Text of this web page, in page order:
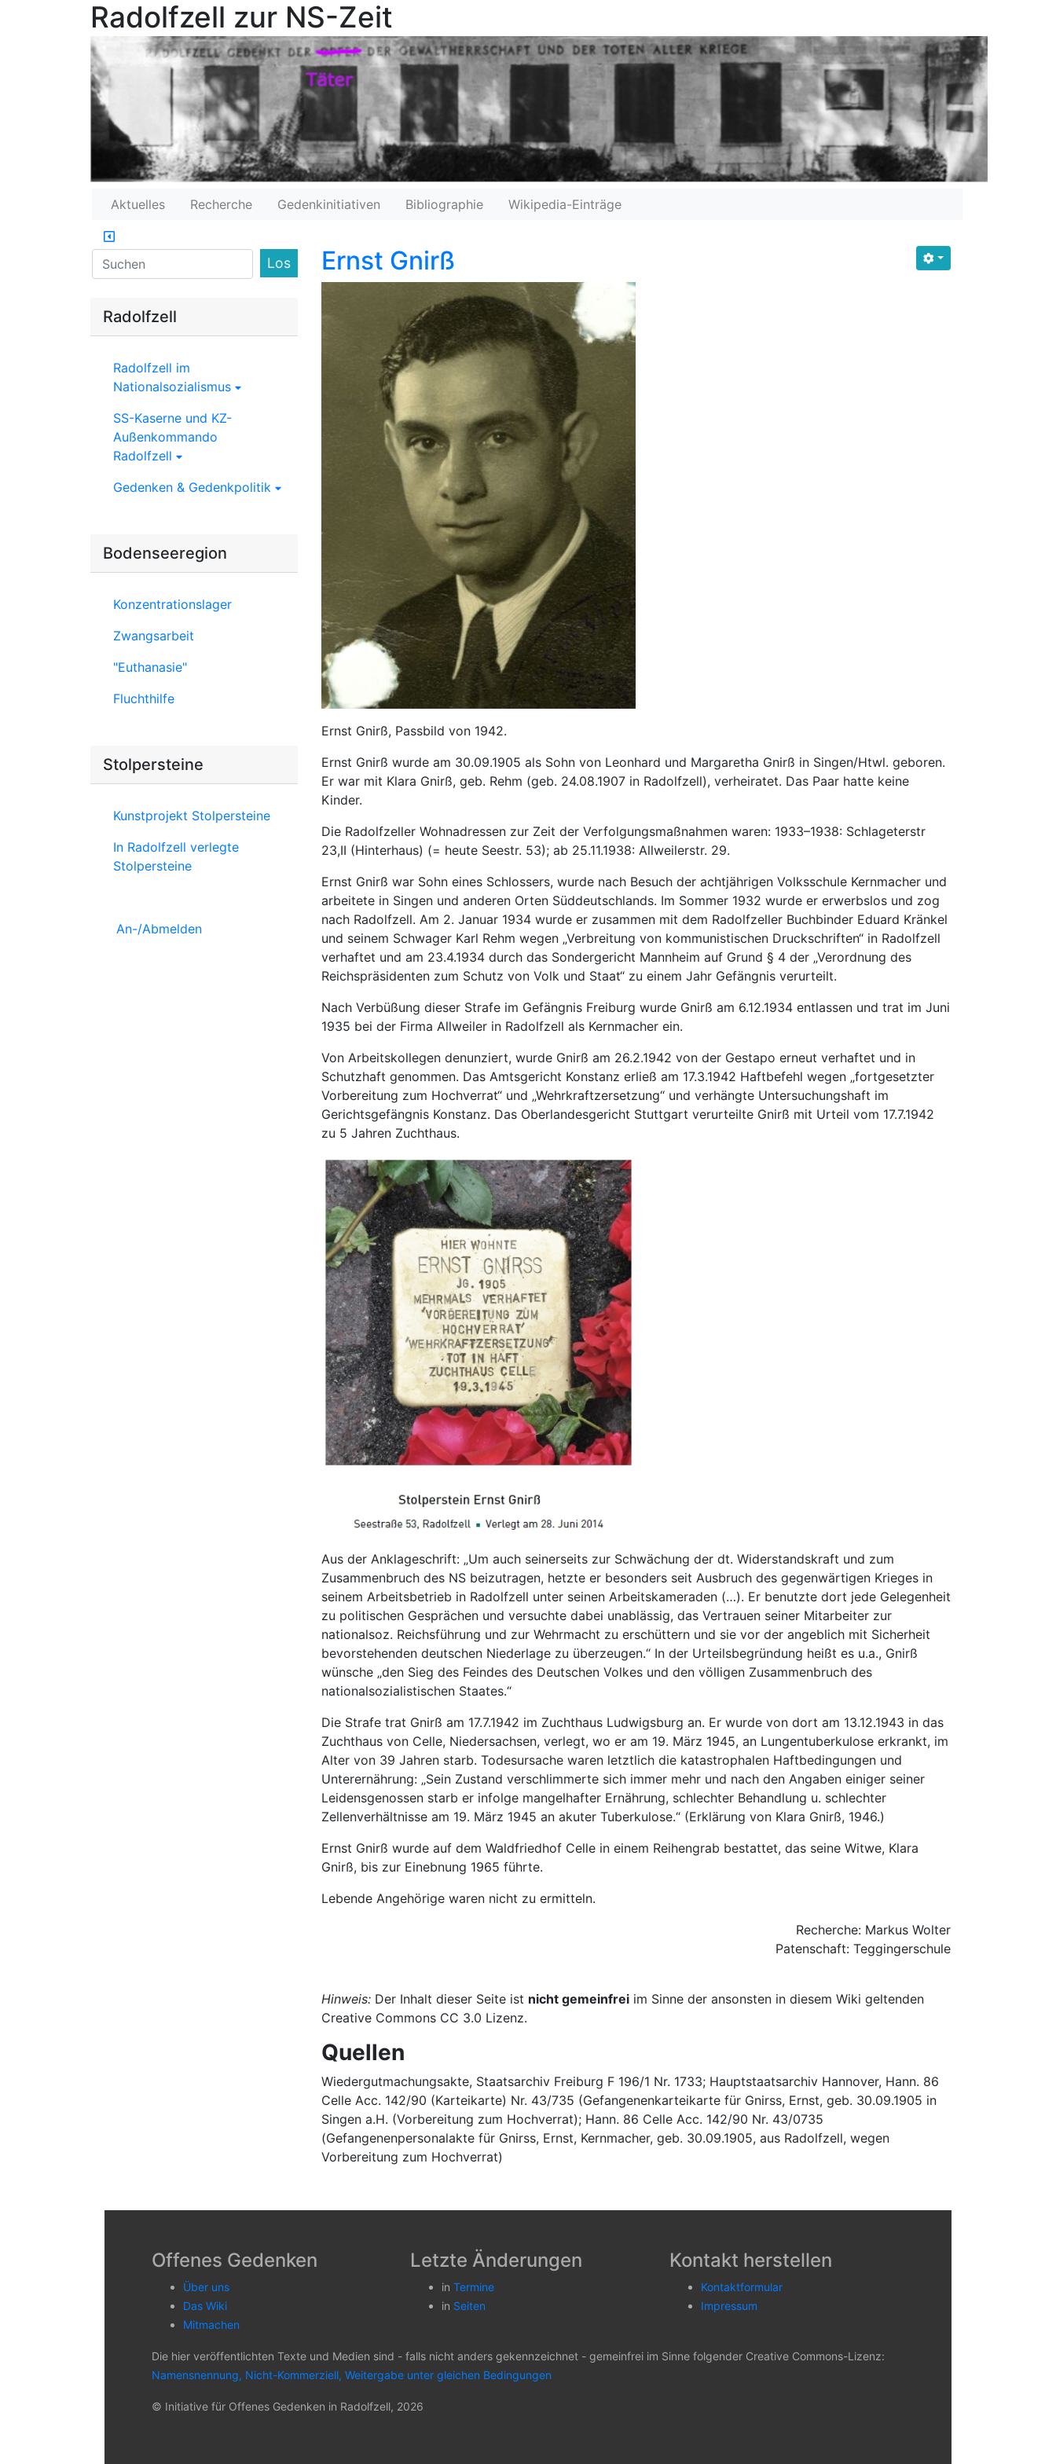
Radolfzell zur NS-Zeit
Aktuelles Recherche Gedenkinitiativen Bibliographie Wikipedia-Einträge
Ernst Gnirß
Ernst Gnirß, Passbild von 1942.
Ernst Gnirß wurde am 30.09.1905 als Sohn von Leonhard und Margaretha Gnirß in Singen/Htwl. geboren.
Er war mit Klara Gnirß, geb. Rehm (geb. 24.08.1907 in Radolfzell), verheiratet. Das Paar hatte keine
Kinder.
Die Radolfzeller Wohnadressen zur Zeit der Verfolgungs­maßnahmen waren: 1933–1938: Schlageterstr
23,II (Hinterhaus) (= heute Seestr. 53); ab 25.11.1938: Allweilerstr. 29.
Ernst Gnirß war Sohn eines Schlossers, wurde nach Besuch der achtjährigen Volksschule Kernmacher und
arbeitete in Singen und anderen Orten Süddeutschlands. Im Sommer 1932 wurde er erwerbslos und zog
nach Radolfzell. Am 2. Januar 1934 wurde er zusammen mit dem Radolfzeller Buchbinder Eduard Kränkel
und seinem Schwager Karl Rehm wegen „Verbreitung von kommunistischen Druckschriften“ in Radolfzell
verhaftet und am 23.4.1934 durch das Sondergericht Mannheim auf Grund § 4 der „Verordnung des
Reichspräsidenten zum Schutz von Volk und Staat“ zu einem Jahr Gefängnis verurteilt.
Nach Verbüßung dieser Strafe im Gefängnis Freiburg wurde Gnirß am 6.12.1934 entlassen und trat im Juni
1935 bei der Firma Allweiler in Radolfzell als Kernmacher ein.
Von Arbeitskollegen denunziert, wurde Gnirß am 26.2.1942 von der Gestapo erneut verhaftet und in
Schutzhaft genommen. Das Amtsgericht Konstanz erließ am 17.3.1942 Haftbefehl wegen „fortgesetzter
Vorbereitung zum Hochverrat“ und „Wehrkraftzersetzung“ und verhängte Untersuchungshaft im
Gerichtsgefängnis Konstanz. Das Oberlandesgericht Stuttgart verurteilte Gnirß mit Urteil vom 17.7.1942
zu 5 Jahren Zuchthaus.
Aus der Anklageschrift: „Um auch seinerseits zur Schwächung der dt. Widerstandskraft und zum
Zusammenbruch des NS beizutragen, hetzte er besonders seit Ausbruch des gegenwärtigen Krieges in
seinem Arbeitsbetrieb in Radolfzell unter seinen Arbeitskameraden (…). Er benutzte dort jede Gelegenheit
zu politischen Gesprächen und versuchte dabei unablässig, das Vertrauen seiner Mitarbeiter zur
nationalsoz. Reichsführung und zur Wehrmacht zu erschüttern und sie vor der angeblich mit Sicherheit
bevorstehenden deutschen Niederlage zu überzeugen.“ In der Urteilsbegründung heißt es u.a., Gnirß
wünsche „den Sieg des Feindes des Deutschen Volkes und den völligen Zusammenbruch des
nationalsozialistischen Staates.“
Die Strafe trat Gnirß am 17.7.1942 im Zuchthaus Ludwigsburg an. Er wurde von dort am 13.12.1943 in das
Zuchthaus von Celle, Niedersachsen, verlegt, wo er am 19. März 1945, an Lungentuberkulose erkrankt, im
Alter von 39 Jahren starb. Todesursache waren letztlich die katastrophalen Haftbedingungen und
Unterernährung: „Sein Zustand verschlimmerte sich immer mehr und nach den Angaben einiger seiner
Leidensgenossen starb er infolge mangelhafter Ernährung, schlechter Behandlung u. schlechter
Zellenverhältnisse am 19. März 1945 an akuter Tuberkulose.“ (Erklärung von Klara Gnirß, 1946.)
Ernst Gnirß wurde auf dem Waldfriedhof Celle in einem Reihengrab bestattet, das seine Witwe, Klara
Gnirß, bis zur Einebnung 1965 führte.
Lebende Angehörige waren nicht zu ermitteln.
Recherche: Markus Wolter
Patenschaft: Teggingerschule
Hinweis: Der Inhalt dieser Seite ist nicht gemeinfrei im Sinne der ansonsten in diesem Wiki geltenden
Creative Commons CC 3.0 Lizenz.
Quellen
Wiedergutmachungsakte, Staatsarchiv Freiburg F 196/1 Nr. 1733; Hauptstaatsarchiv Hannover, Hann. 86
Celle Acc. 142/90 (Karteikarte) Nr. 43/735 (Gefangenenkarteikarte für Gnirss, Ernst, geb. 30.09.1905 in
Singen a.H. (Vorbereitung zum Hochverrat); Hann. 86 Celle Acc. 142/90 Nr. 43/0735
(Gefangenenpersonalakte für Gnirss, Ernst, Kernmacher, geb. 30.09.1905, aus Radolfzell, wegen
Vorbereitung zum Hochverrat)
Find
Radolfzell
Radolfzell im
Nationalsozialismus
SS-Kaserne und KZ-
Außenkommando
Radolfzell
Gedenken & Gedenkpolitik
Bodenseeregion
Konzentrationslager
Zwangsarbeit
"Euthanasie"
Fluchthilfe
Stolpersteine
Kunstprojekt Stolpersteine
In Radolfzell verlegte
Stolpersteine
An-/Abmelden
Offenes Gedenken
Über uns
Das Wiki
Mitmachen
Letzte Änderungen
inTermine
in Seiten
Kontakt herstellen
Kontaktformular
Impressum
Die hier veröffentlichten Texte und Medien sind - falls nicht anders gekennzeichnet - gemeinfrei im Sinne folgender Creative Commons-Lizenz:
Namensnennung, Nicht-Kommerziell, Weitergabe unter gleichen Bedingungen
© Initiative für Offenes Gedenken in Radolfzell, 2026